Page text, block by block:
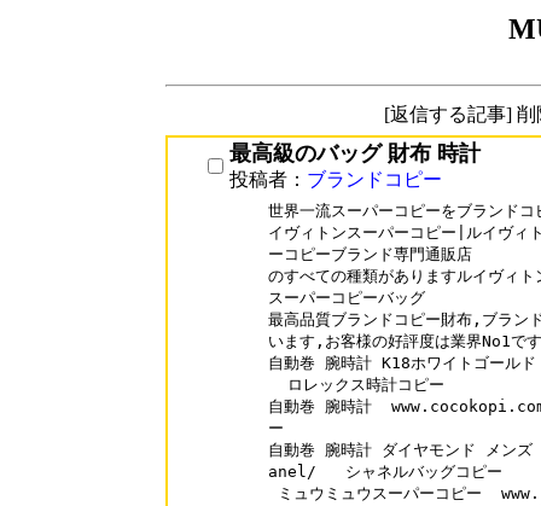
[返信する記事]
最高級のバッグ 財布 時計
投稿者： ブランドコピー
世界一流スーパーコピーをブランド
イヴィトンスーパーコピー|ルイヴィ
ーコピーブランド専門通販店
のすべての種類がありますルイヴィ
スーパーコピーバッグ
最高品質ブランドコピー財布,ブラン
います,お客様の好評度は業界No1で
自動巻 腕時計 K18ホワイトゴー
  ロレックス時計コピー
自動巻 腕時計
ー
自動巻 腕時計 ダイヤモンド メン
anel/   シャネルバッグコピー
ミュウミュウスーパーコピー